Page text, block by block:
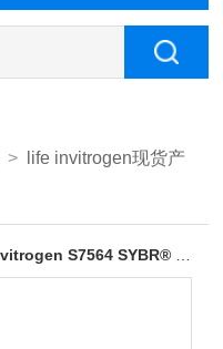
> life invitrogen现货产